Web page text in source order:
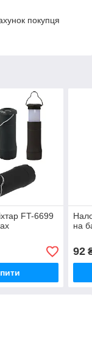
покупця
FT-6699
на
92